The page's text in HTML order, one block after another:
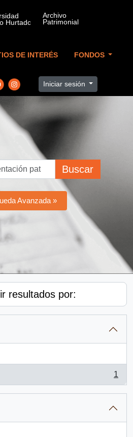
DE INTERÉS FONDOS
Iniciar sesión
Buscar
Avanzada »
resultados por:
1